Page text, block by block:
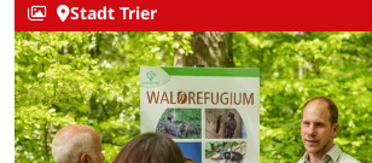
Stadt Trier